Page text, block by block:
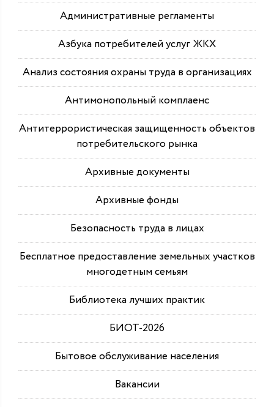
Административные регламенты
Азбука потребителей услуг ЖКХ
Анализ состояния охраны труда в организациях
Антимонопольный комплаенс
Антитеррористическая защищенность объектов
потребительского рынка
Архивные документы
Архивные фонды
Безопасность труда в лицах
Бесплатное предоставление земельных участков
многодетным семьям
Библиотека лучших практик
БИОТ-2026
Бытовое обслуживание населения
Вакансии